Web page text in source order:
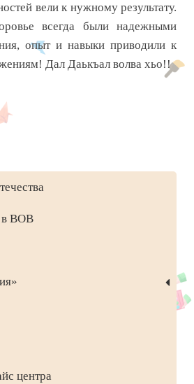
вели к нужному результату.
всегда были надежными
опыт и навыки приводили к
Дал Даькъал волва хьо!!
в ВОВ
центра